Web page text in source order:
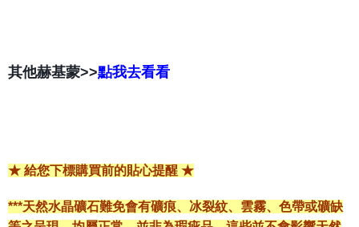
其他赫基蒙>>點我去看看
★ 給您下標購買前的貼心提醒 ★
***天然水晶礦石難免會有礦痕、冰裂紋、雲霧、色帶或礦缺